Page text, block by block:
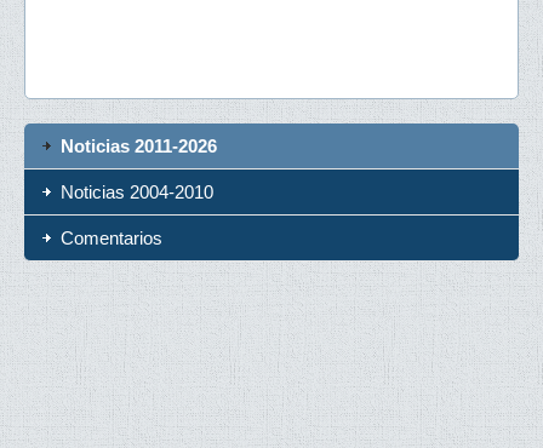
Noticias 2011-2026
Noticias 2004-2010
Comentarios